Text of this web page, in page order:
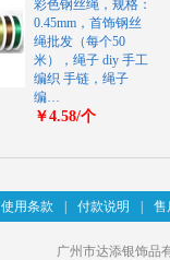
彩色钢丝绳，规格：
0.45mm，首饰钢丝
绳批发（每个50
米），绳子 diy 手工
编织 手链，绳子
编…
￥4.58/个
使用条款 付款说明 售
广州市达添银饰品